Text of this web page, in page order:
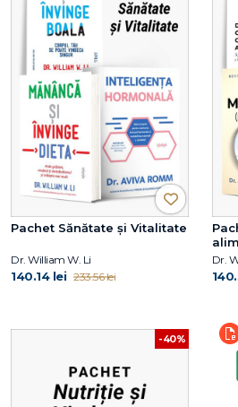
Pachet Sănătate și Vitalitate
Dr. William W. Li
140.14 lei 233.56 lei
Dr.
-40%